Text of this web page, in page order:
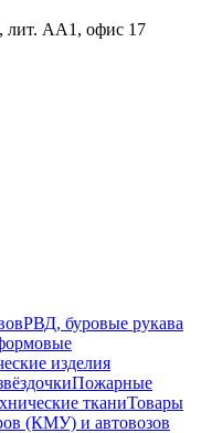
лит. АА1, офис 17
РВД, буровые рукава
изделия
Пожарные
тканиТовары
(КМУ) и автовозов